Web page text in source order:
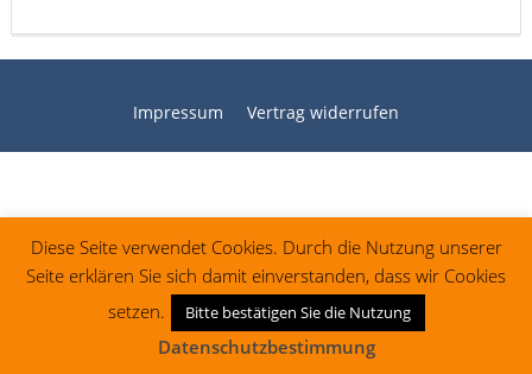
Impressum Vertrag widerrufen
Diese Seite verwendet Cookies. Durch die Nutzung unserer
Seite erklären Sie sich damit einverstanden, dass wir Cookies
setzen.
Bitte bestätigen Sie die Nutzung
Datenschutzbestimmung